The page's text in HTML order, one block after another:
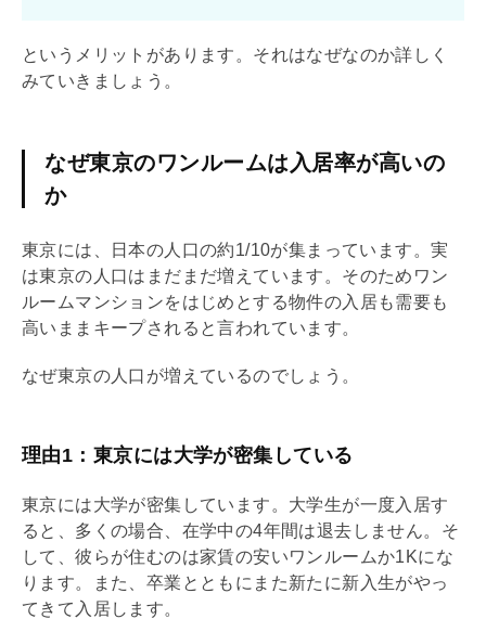
というメリットがあります。それはなぜなのか詳しく
みていきましょう。
なぜ東京のワンルームは入居率が高いの
か
東京には、日本の人口の約1/10が集まっています。実
は東京の人口はまだまだ増えています。そのためワン
ルームマンションをはじめとする物件の入居も需要も
高いままキープされると言われています。
なぜ東京の人口が増えているのでしょう。
理由1：東京には大学が密集している
東京には大学が密集しています。大学生が一度入居す
ると、多くの場合、在学中の4年間は退去しません。そ
して、彼らが住むのは家賃の安いワンルームか1Kにな
ります。また、卒業とともにまた新たに新入生がやっ
てきて入居します。